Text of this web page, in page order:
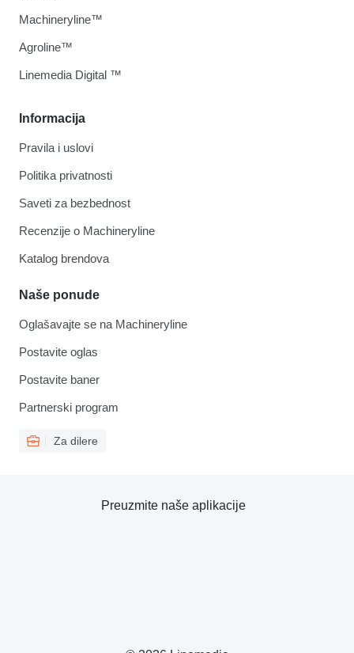
Informacija
Pravila i uslovi
Politika privatnosti
Saveti za bezbednost
Recenzije o Machineryline
Katalog brendova
Naše ponude
Oglašavajte se na Machineryline
Postavite oglas
Postavite baner
Partnerski program
Za dilere
Machineryline™
Agroline™
Linemedia Digital ™
Preuzmite naše aplikacije